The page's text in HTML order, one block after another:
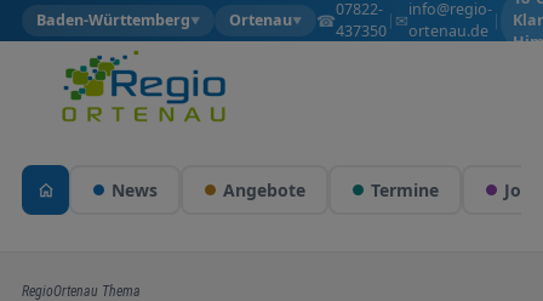
Baden-Württemberg▼ Ortenau▼ ☎07822-
437350
| ✉info@regio-
ortenau.de
|
News Angebote Termine Jobs
RegioOrtenau Thema